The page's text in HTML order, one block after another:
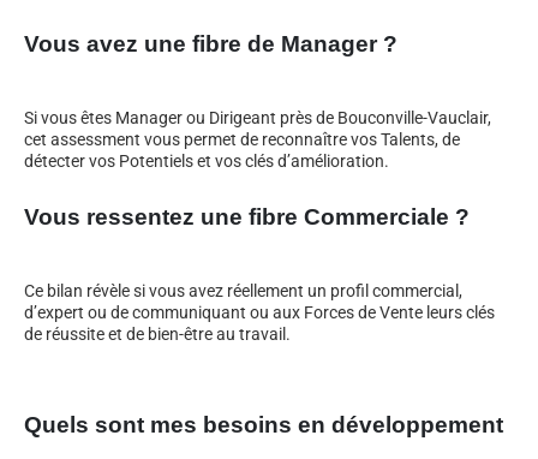
Vous avez une fibre de Manager ?
Si vous êtes Manager ou Dirigeant près de Bouconville-Vauclair,
cet assessment vous permet de reconnaître vos Talents, de
détecter vos Potentiels et vos clés d’amélioration.
Vous ressentez une fibre Commerciale ?
Ce bilan révèle si vous avez réellement un profil commercial,
d’expert ou de communiquant ou aux Forces de Vente leurs clés
de réussite et de bien-être au travail.
Quels sont mes besoins en développement